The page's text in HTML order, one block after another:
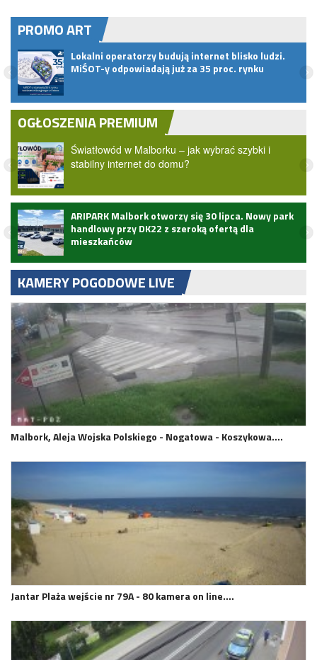
PROMO ART
Lokalni operatorzy budują internet blisko ludzi.
MiŚOT-y odpowiadają już za 35 proc. rynku
OGŁOSZENIA PREMIUM
Światłowód w Malborku – jak wybrać szybki i
stabilny internet do domu?
ARIPARK Malbork otworzy się 30 lipca. Nowy park
handlowy przy DK22 z szeroką ofertą dla
mieszkańców
KAMERY POGODOWE LIVE
Malbork, Aleja Wojska Polskiego - Nogatowa - Koszykowa.…
Jantar Plaża wejście nr 79A - 80 kamera on line.…